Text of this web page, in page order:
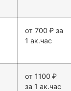
от 700 ₽ за
1 ак.час
от 1100 ₽
за 1 ак.час